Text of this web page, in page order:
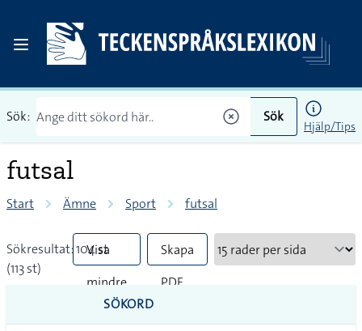
Sök: Sök
Hjälp/Tips
futsal
Start Ämne Sport futsal
Sökresultat: 104 st
(113 st)
Visa
mindre
Skapa
PDF
SÖKORD